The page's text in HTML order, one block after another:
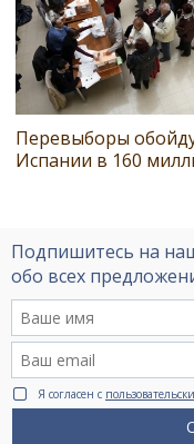
Перевыборы
Испании в 160
Подпишитесь на
обо всех
Я согласен с